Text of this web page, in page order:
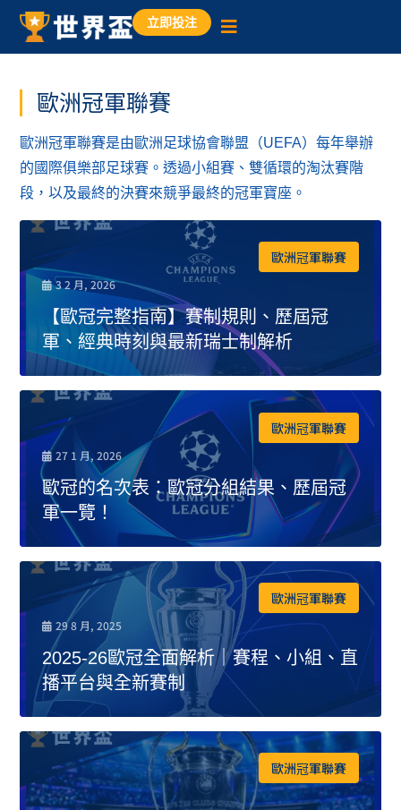
立即投注
歐洲冠軍聯賽
歐洲冠軍聯賽是由歐洲足球協會聯盟（UEFA）每年舉辦
的國際俱樂部足球賽。透過小組賽、雙循環的淘汰賽階
段，以及最終的決賽來競爭最終的冠軍寶座。
歐洲冠軍聯賽
3 2 月, 2026
【歐冠完整指南】賽制規則、歷屆冠
軍、經典時刻與最新瑞士制解析
歐洲冠軍聯賽
27 1 月, 2026
歐冠的名次表：歐冠分組結果、歷屆冠
軍一覽！
歐洲冠軍聯賽
29 8 月, 2025
2025-26歐冠全面解析｜賽程、小組、直
播平台與全新賽制
歐洲冠軍聯賽